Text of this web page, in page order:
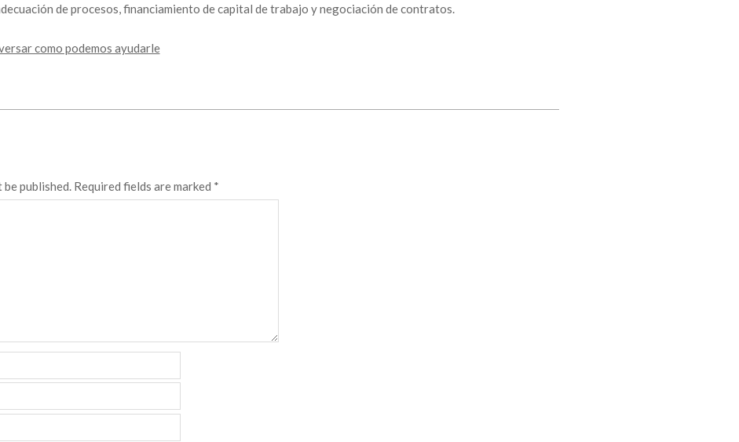
de procesos, financiamiento de capital de trabajo y negociación de contratos.
como podemos ayudarle
published. Required fields are marked *